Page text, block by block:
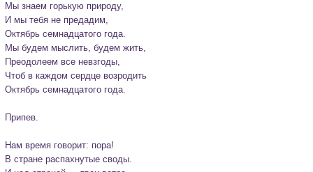
Мы знаем горькую природу,
И мы тебя не предадим,
Октябрь семнадцатого года.
Мы будем мыслить, будем жить,
Преодолеем все невзгоды,
Чтоб в каждом сердце возродить
Октябрь семнадцатого года.
Припев.
Нам время говорит: пора!
В стране распахнутые своды.